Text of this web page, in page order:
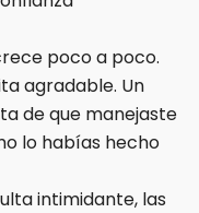
poco a poco.
agradable. Un
de que manejaste
lo habías hecho
intimidante, las